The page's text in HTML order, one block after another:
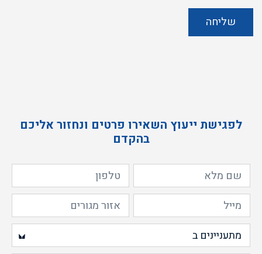
מסכים/ה
מדיניות
הפרטיותשל
שליחה
לפגישת ייעוץ השאירו פרטים ונחזור אליכם
בהקדם